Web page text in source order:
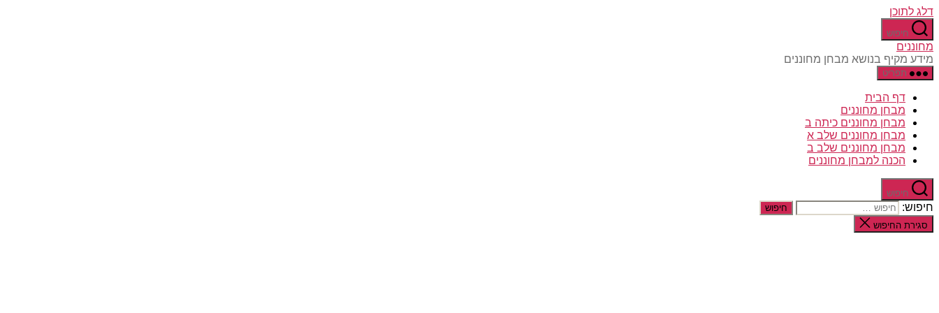
דלג לתוכן
חיפוש
מחוננים
מידע מקיף בנושא מבחן מחוננים
תפריט
דף הבית
מבחן מחוננים
מבחן מחוננים כיתה ב
מבחן מחוננים שלב א
מבחן מחוננים שלב ב
הכנה למבחן מחוננים
חיפוש
חיפוש:
סגירת החיפוש